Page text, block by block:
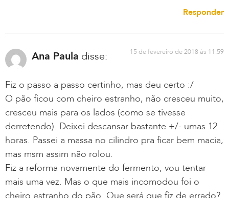
Responder
Ana Paula disse: 15 de fevereiro de 2018 às 11:59
Fiz o passo a passo certinho, mas deu certo :/
O pão ficou com cheiro estranho, não cresceu muito,
cresceu mais para os lados (como se tivesse
derretendo). Deixei descansar bastante +/- umas 12
horas. Passei a massa no cilindro pra ficar bem macia,
mas msm assim não rolou.
Fiz a reforma novamente do fermento, vou tentar
mais uma vez. Mas o que mais incomodou foi o